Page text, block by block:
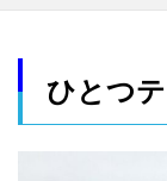
ひとつ